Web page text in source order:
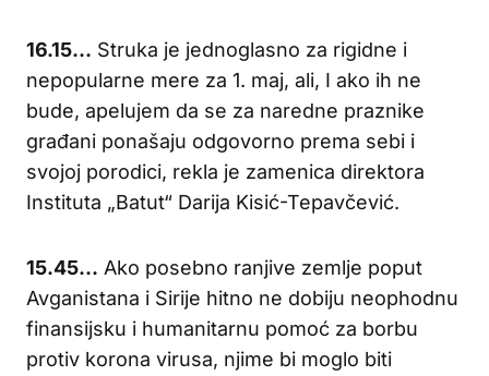
16.15… Struka je jednoglasno za rigidne i
nepopularne mere za 1. maj, ali, I ako ih ne
bude, apelujem da se za naredne praznike
građani ponašaju odgovorno prema sebi i
svojoj porodici, rekla je zamenica direktora
Instituta „Batut“ Darija Kisić-Tepavčević.
15.45… Ako posebno ranjive zemlje poput
Avganistana i Sirije hitno ne dobiju neophodnu
finansijsku i humanitarnu pomoć za borbu
protiv korona virusa, njime bi moglo biti